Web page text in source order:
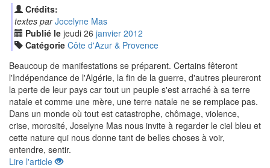
Crédits:
textes par Jocelyne Mas
Publié le jeudi 26 janvier 2012
Catégorie Côte d'Azur & Provence
Beaucoup de manifestations se préparent. Certains fêteront
l'Indépendance de l'Algérie, la fin de la guerre, d'autres pleureront
la perte de leur pays car tout un peuple s'est arraché à sa terre
natale et comme une mère, une terre natale ne se remplace pas.
Dans un monde où tout est catastrophe, chômage, violence,
crise, morosité, Joselyne Mas nous invite à regarder le ciel bleu et
cette nature qui nous donne tant de belles choses à voir,
entendre, sentir.
Lire l'article